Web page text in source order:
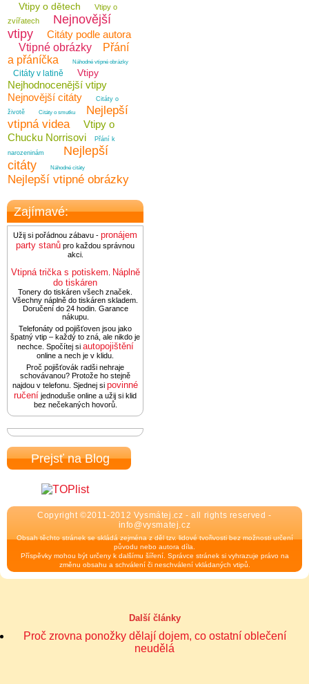
Vtipy o dětech
Vtipy o
zvířatech
Nejnovější
vtipy
Citáty podle autora
Vtipné obrázky
Přání
a přáníčka
Náhodné vtipné obrázky
Citáty v latině Vtipy
Nejhodnocenější vtipy
Nejnovější citáty
Citáty o
životě
Citáty o smutku
Nejlepší
vtipná videa
Vtipy o
Chucku Norrisovi
Přání k
narozeninám
Nejlepší
citáty
Náhodné citáty
Nejlepší vtipné obrázky
Zajímavé:
Užij si pořádnou zábavu - pronájem
party stanů pro každou správnou
akci.
Vtipná trička s potiskem Náplně
do tiskáren
Tonery do tiskáren všech značek.
Všechny náplně do tiskáren skladem.
Doručení do 24 hodin. Garance
nákupu.
Telefonáty od pojišťoven jsou jako
špatný vtip – každý to zná, ale nikdo je
nechce. Spočítej si autopojištění
online a nech je v klidu.
Proč pojišťovák radši nehraje
schovávanou? Protože ho stejně
najdou v telefonu. Sjednej si povinné
ručení jednoduše online a užij si klid
bez nečekaných hovorů.
Prejsť na Blog
Copyright ©2011-2012 Vysmátej.cz - all rights reserved -
info@vysmatej.cz
Obsah těchto stránek se skládá zejména z děl tzv. lidové tvořivosti bez možnosti určení
původu nebo autora díla.
Příspěvky mohou být určeny k dalšímu šíření. Správce stránek si vyhrazuje právo na
změnu obsahu a schválení či neschválení vkládaných vtipů.
Další články
Proč zrovna ponožky dělají dojem, co ostatní oblečení
neudělá